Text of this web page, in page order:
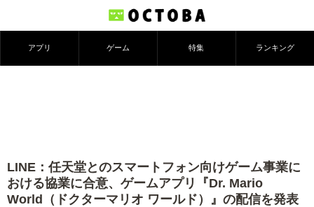
アプリ ゲーム 特集 ランキング
LINE：任天堂とのスマートフォン向けゲーム事業に
おける協業に合意、ゲームアプリ『Dr. Mario
World（ドクターマリオ ワールド）』の配信を発表